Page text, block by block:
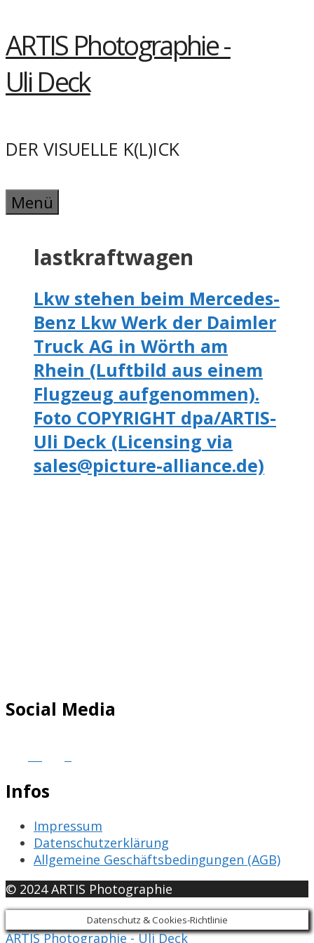
Springe
zum
Inhalt
ARTIS Photographie -
Uli Deck
DER VISUELLE K(L)ICK
Menü
lastkraftwagen
Lkw stehen beim Mercedes-
Benz Lkw Werk der Daimler
Truck AG in Wörth am
Rhein (Luftbild aus einem
Flugzeug aufgenommen).
Foto COPYRIGHT dpa/ARTIS-
Uli Deck (Licensing via
sales@picture-alliance.de)
Social Media
Infos
Impressum
Datenschutzerklärung
Allgemeine Geschäftsbedingungen (AGB)
© 2024 ARTIS Photographie
Datenschutz & Cookies-Richtlinie
ARTIS Photographie - Uli Deck